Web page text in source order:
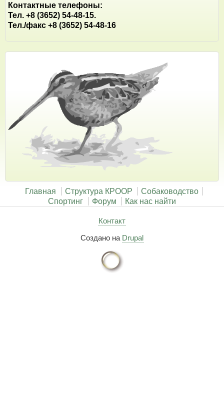
Контактные телефоны:
Тел. +8 (3652) 54-48-15.
Тел./факс +8 (3652) 54-48-16
Главная Структура КРООР
Собаководство
Спортинг
Форум Как нас найти
Контакт
Создано на Drupal